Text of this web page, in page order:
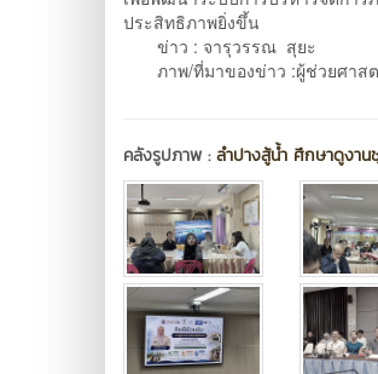
ประสิทธิภาพยิ่งขึ้น
ข่าว : จารุวรรณ สุยะ
ภาพ/ที่มาของข่าว :ผู้ช่วยศาส
คลังรูปภาพ :ลำปางสู้น้ำ ศึกษาดูงา